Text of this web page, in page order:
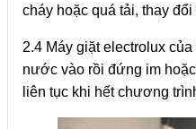
cháy hoặc quá tải, thay
2.4 Máy giặt electrolux
nước vào rồi đứng im
liên tục khi hết chương